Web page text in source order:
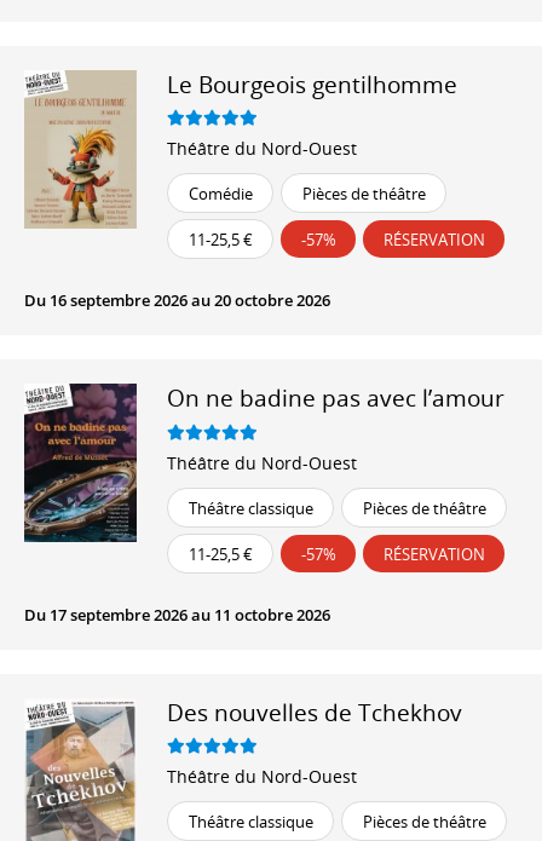
Le Bourgeois gentilhomme
Théâtre du Nord-Ouest
Comédie Pièces de théâtre
11-25,5 € -57% RÉSERVATION
Du 16 septembre 2026 au 20 octobre 2026
On ne badine pas avec l’amour
Théâtre du Nord-Ouest
Théâtre classique Pièces de théâtre
11-25,5 € -57% RÉSERVATION
Du 17 septembre 2026 au 11 octobre 2026
Des nouvelles de Tchekhov
Théâtre du Nord-Ouest
Théâtre classique Pièces de théâtre